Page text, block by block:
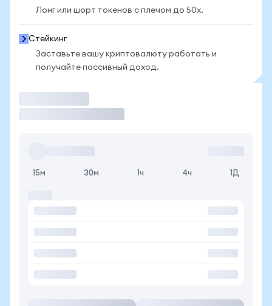
Лонг или шорт токенов с плечом до 50x.
Стейкинг
Заставьте вашу криптовалюту работать и
получайте пассивный доход.
15м 30м 1ч 4ч 1Д